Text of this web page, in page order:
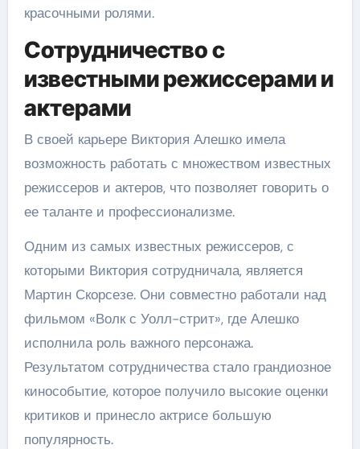
красочными ролями.
Сотрудничество с
известными режиссерами и
актерами
В своей карьере Виктория Алешко имела
возможность работать с множеством известных
режиссеров и актеров, что позволяет говорить о
ее таланте и профессионализме.
Одним из самых известных режиссеров, с
которыми Виктория сотрудничала, является
Мартин Скорсезе. Они совместно работали над
фильмом «Волк с Уолл-стрит», где Алешко
исполнила роль важного персонажа.
Результатом сотрудничества стало грандиозное
кинособытие, которое получило высокие оценки
критиков и принесло актрисе большую
популярность.